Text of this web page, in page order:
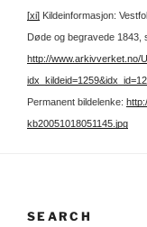
[xi] Kildeinformasjon:
Døde og begravede 1843,
http://www.arkivverket.no/
Permanent bildelenke:
kb20051018051145.jpg
SEARCH